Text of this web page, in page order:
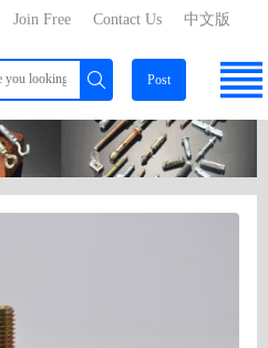
中文版
Contact Us
Join Free
Post